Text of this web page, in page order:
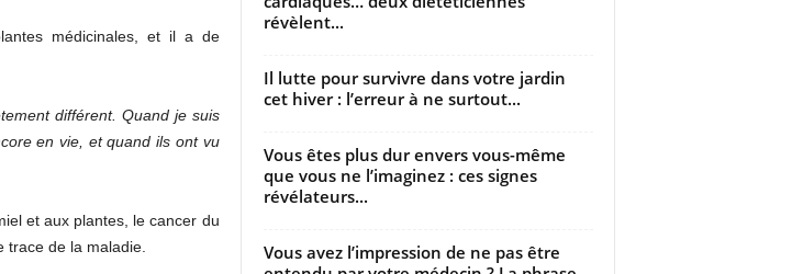
médicinales, et il a de
différent. Quand je suis
en vie, et quand ils ont vu
et aux plantes, le cancer du
trace de la maladie.
révèlent...
Il lutte pour survivre dans votre jardin
cet hiver : l’erreur à ne surtout...
Vous êtes plus dur envers vous-même
que vous ne l’imaginez : ces signes
révélateurs...
Vous avez l’impression de ne pas être